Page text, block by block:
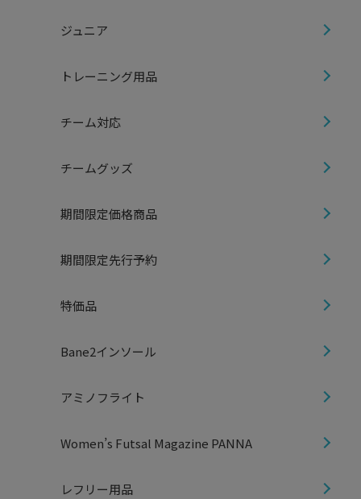
ジュニア
トレーニング用品
チーム対応
チームグッズ
期間限定価格商品
期間限定先行予約
特価品
Bane2インソール
アミノフライト
Women’s Futsal Magazine PANNA
レフリー用品